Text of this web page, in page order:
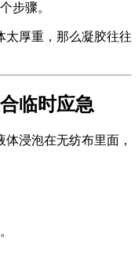
步骤。
太厚重，那么凝胶往往
临时应急
浸泡在无纺布里面，